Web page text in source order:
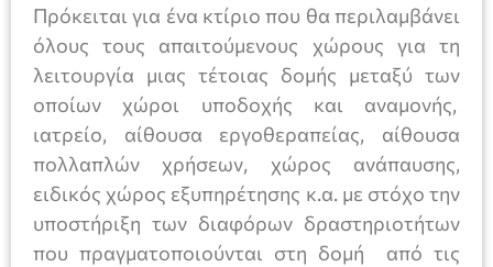
Πρόκειται για ένα κτίριο που θα περιλαμβάνει
όλους τους απαιτούμενους χώρους για τη
λειτουργία μιας τέτοιας δομής μεταξύ των
οποίων χώροι υποδοχής και αναμονής,
ιατρείο, αίθουσα εργοθεραπείας, αίθουσα
πολλαπλών χρήσεων, χώρος ανάπαυσης,
ειδικός χώρος εξυπηρέτησης κ.α. με στόχο την
υποστήριξη των διαφόρων δραστηριοτήτων
που πραγματοποιούνται στη δομή από τις